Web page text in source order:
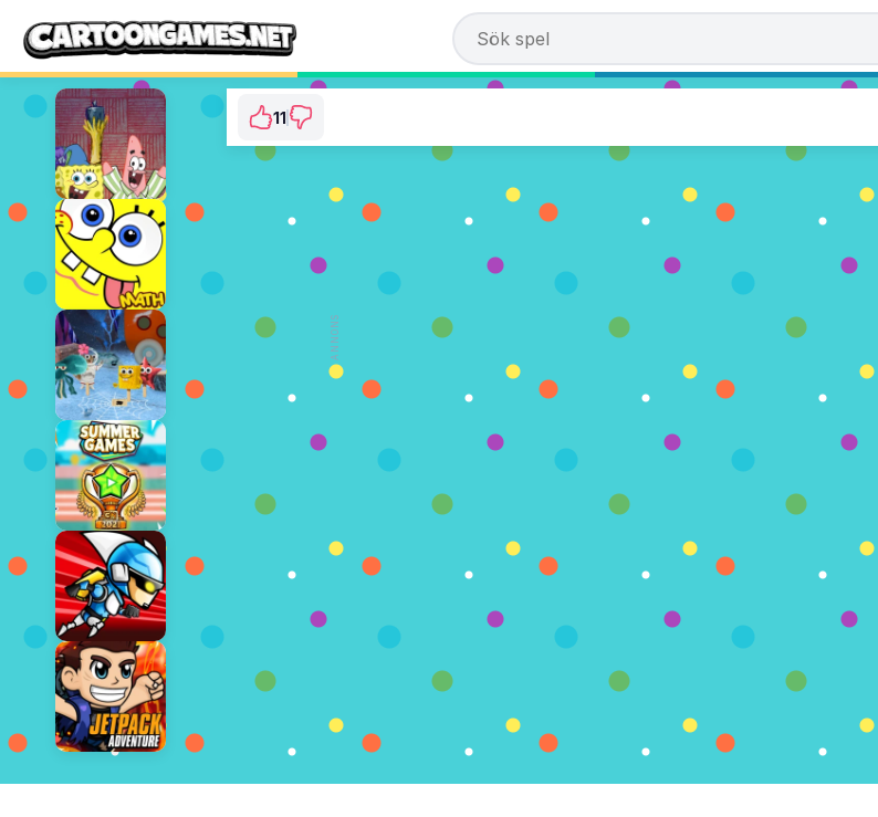
⭐ 84.62% (13 Röster)
SPELA NU
11
ANNONS